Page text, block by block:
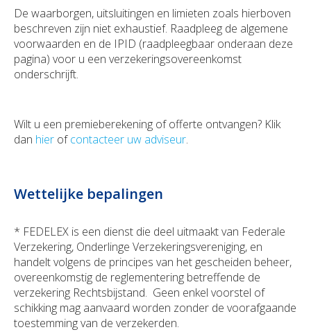
De waarborgen, uitsluitingen en limieten zoals hierboven
beschreven zijn niet exhaustief. Raadpleeg de algemene
voorwaarden en de IPID (raadpleegbaar onderaan deze
pagina) voor u een verzekeringsovereenkomst
onderschrijft.
Wilt u een premieberekening of offerte ontvangen? Klik
dan hier ofcontacteer uw adviseur.
Wettelijke bepalingen
* FEDELEX is een dienst die deel uitmaakt van Federale
Verzekering, Onderlinge Verzekeringsvereniging, en
handelt volgens de principes van het gescheiden beheer,
overeenkomstig de reglementering betreffende de
verzekering Rechtsbijstand. Geen enkel voorstel of
schikking mag aanvaard worden zonder de voorafgaande
toestemming van de verzekerden.